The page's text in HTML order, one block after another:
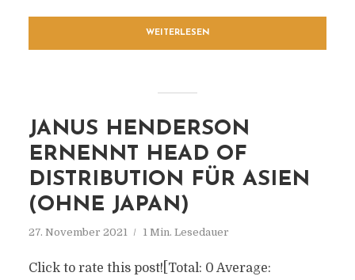
WEITERLESEN
JANUS HENDERSON
ERNENNT HEAD OF
DISTRIBUTION FÜR ASIEN
(OHNE JAPAN)
27. November 2021 1 Min. Lesedauer
Click to rate this post![Total: 0 Average: